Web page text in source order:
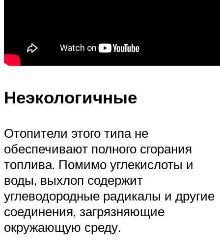
Неэкологичные
Отопители этого типа не
обеспечивают полного сгорания
топлива. Помимо углекислоты и
воды, выхлоп содержит
углеводородные радикалы и другие
соединения, загрязняющие
окружающую среду.